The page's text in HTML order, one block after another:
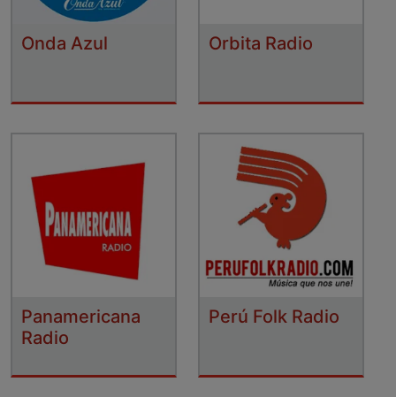
Onda Azul Orbita Radio
Panamericana
Radio
Perú Folk Radio